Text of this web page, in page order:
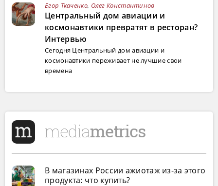
Егор Ткаченко, Олег Константинов
Центральный дом авиации и
космонавтики превратят в ресторан?
Интервью
Сегодня Центральный дом авиации и
космонавтики переживает не лучшие свои
времена
В магазинах России ажиотаж из-за этого
продукта: что купить?